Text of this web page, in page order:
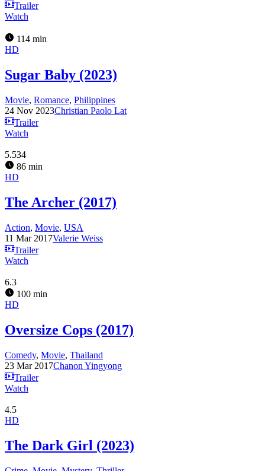
Trailer
Watch
114 min
HD
Sugar Baby (2023)
Movie, Romance, Philippines
24 Nov 2023Christian Paolo Lat
Trailer
Watch
5.534
86 min
HD
The Archer (2017)
Action, Movie, USA
11 Mar 2017Valerie Weiss
Trailer
Watch
6.3
100 min
HD
Oversize Cops (2017)
Comedy, Movie, Thailand
23 Mar 2017Chanon Yingyong
Trailer
Watch
4.5
HD
The Dark Girl (2023)